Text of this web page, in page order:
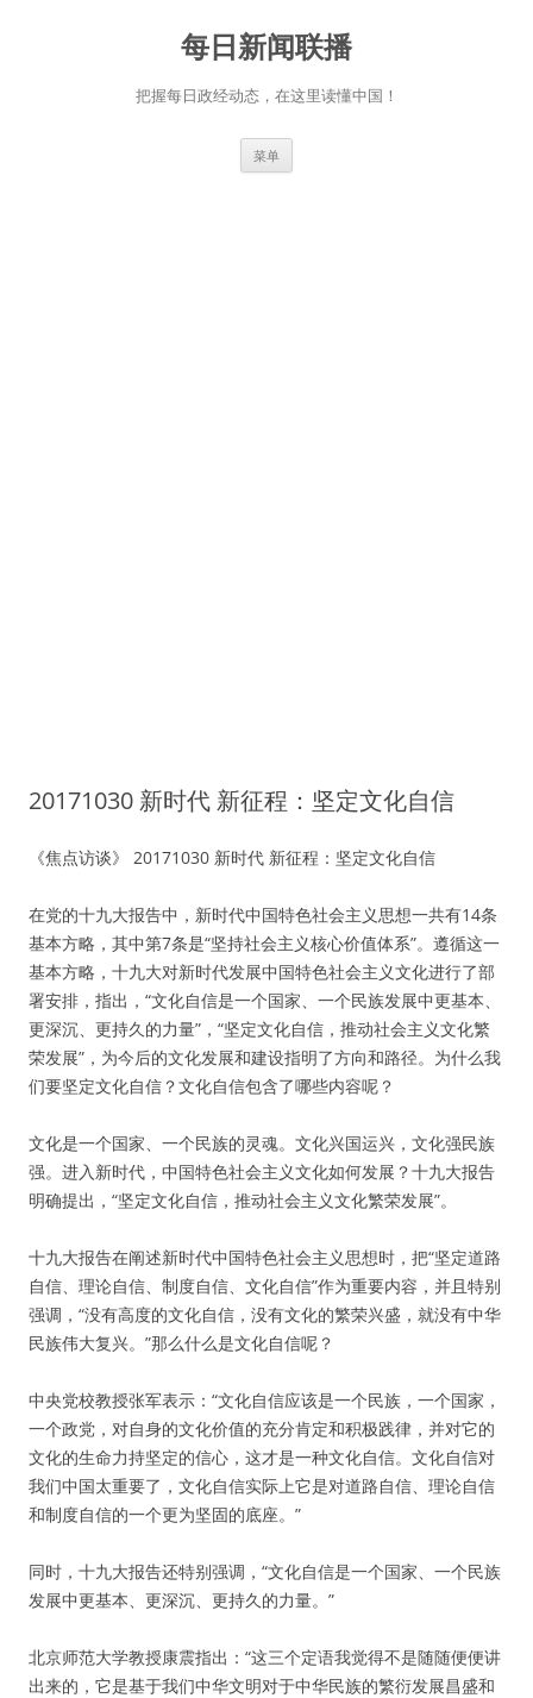
每日新闻联播
把握每日政经动态，在这里读懂中国！
菜单
20171030 新时代 新征程：坚定文化自信
《焦点访谈》 20171030 新时代 新征程：坚定文化自信
在党的十九大报告中，新时代中国特色社会主义思想一共有14条
基本方略，其中第7条是“坚持社会主义核心价值体系”。遵循这一
基本方略，十九大对新时代发展中国特色社会主义文化进行了部
署安排，指出，“文化自信是一个国家、一个民族发展中更基本、
更深沉、更持久的力量”，“坚定文化自信，推动社会主义文化繁
荣发展”，为今后的文化发展和建设指明了方向和路径。为什么我
们要坚定文化自信？文化自信包含了哪些内容呢？
文化是一个国家、一个民族的灵魂。文化兴国运兴，文化强民族
强。进入新时代，中国特色社会主义文化如何发展？十九大报告
明确提出，“坚定文化自信，推动社会主义文化繁荣发展”。
十九大报告在阐述新时代中国特色社会主义思想时，把“坚定道路
自信、理论自信、制度自信、文化自信”作为重要内容，并且特别
强调，“没有高度的文化自信，没有文化的繁荣兴盛，就没有中华
民族伟大复兴。”那么什么是文化自信呢？
中央党校教授张军表示：“文化自信应该是一个民族，一个国家，
一个政党，对自身的文化价值的充分肯定和积极践律，并对它的
文化的生命力持坚定的信心，这才是一种文化自信。文化自信对
我们中国太重要了，文化自信实际上它是对道路自信、理论自信
和制度自信的一个更为坚固的底座。”
同时，十九大报告还特别强调，“文化自信是一个国家、一个民族
发展中更基本、更深沉、更持久的力量。”
北京师范大学教授康震指出：“这三个定语我觉得不是随随便便讲
出来的，它是基于我们中华文明对于中华民族的繁衍发展昌盛和